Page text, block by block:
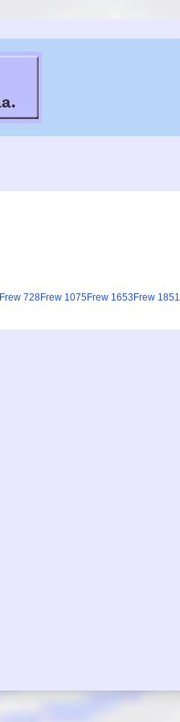
Frew 728Frew 1075Frew 1653 Frew 1851